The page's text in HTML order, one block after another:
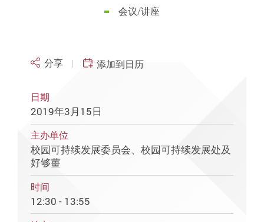
会议/讲座
分享 添加到日历
日期
2019年3月15日
主办单位
校园可持续发展委员会、校园可持续发展处及
好够薑
时间
12:30 - 13:55